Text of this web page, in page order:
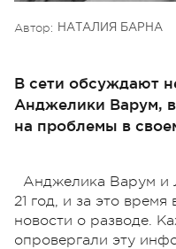
Автор: НАТАЛИЯ БАРНА
В сети обсуждают
Анджелики Варум,
на проблемы в
Анджелика Варум и
21 год, и за это время
новости о разводе.
опровергали эту